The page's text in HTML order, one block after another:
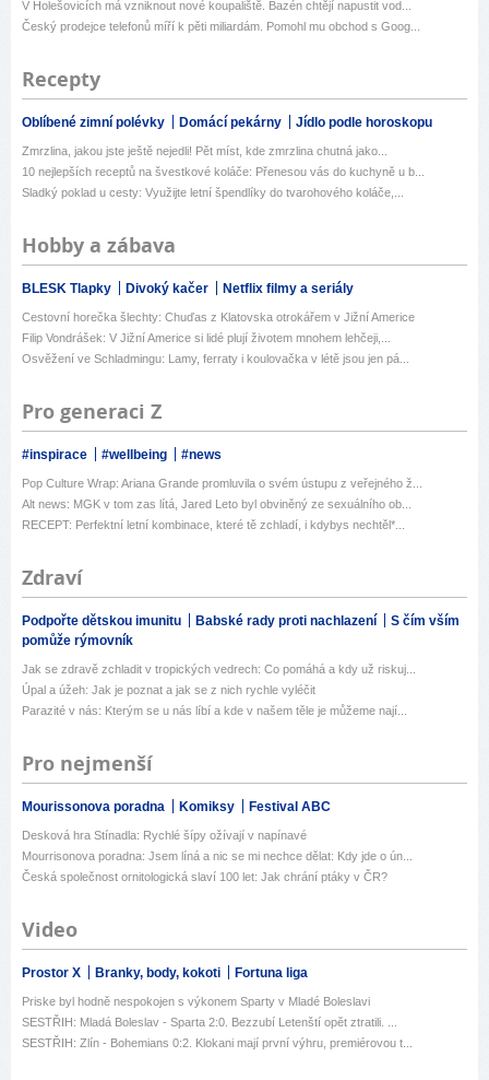
V Holešovicích má vzniknout nové koupaliště. Bazén chtějí napustit vod...
Český prodejce telefonů míří k pěti miliardám. Pomohl mu obchod s Goog...
Recepty
Oblíbené zimní polévky Domácí pekárny Jídlo podle horoskopu
Zmrzlina, jakou jste ještě nejedli! Pět míst, kde zmrzlina chutná jako...
10 nejlepších receptů na švestkové koláče: Přenesou vás do kuchyně u b...
Sladký poklad u cesty: Využijte letní špendlíky do tvarohového koláče,...
Hobby a zábava
BLESK Tlapky Divoký kačer Netflix filmy a seriály
Cestovní horečka šlechty: Chuďas z Klatovska otrokářem v Jižní Americe
Filip Vondrášek: V Jižní Americe si lidé plují životem mnohem lehčeji,...
Osvěžení ve Schladmingu: Lamy, ferraty i koulovačka v létě jsou jen pá...
Pro generaci Z
#inspirace #wellbeing #news
Pop Culture Wrap: Ariana Grande promluvila o svém ústupu z veřejného ž...
Alt news: MGK v tom zas lítá, Jared Leto byl obviněný ze sexuálního ob...
RECEPT: Perfektní letní kombinace, které tě zchladí, i kdybys nechtěl*...
Zdraví
Podpořte dětskou imunitu Babské rady proti nachlazení
S čím vším
pomůže rýmovník
Jak se zdravě zchladit v tropických vedrech: Co pomáhá a kdy už riskuj...
Úpal a úžeh: Jak je poznat a jak se z nich rychle vyléčit
Parazité v nás: Kterým se u nás líbí a kde v našem těle je můžeme nají...
Pro nejmenší
Mourissonova poradna Komiksy Festival ABC
Desková hra Stínadla: Rychlé šípy ožívají v napínavé
Mourrisonova poradna: Jsem líná a nic se mi nechce dělat: Kdy jde o ún...
Česká společnost ornitologická slaví 100 let: Jak chrání ptáky v ČR?
Video
Prostor X Branky, body, kokoti Fortuna liga
Priske byl hodně nespokojen s výkonem Sparty v Mladé Boleslavi
SESTŘIH: Mladá Boleslav - Sparta 2:0. Bezzubí Letenští opět ztratili. ...
SESTŘIH: Zlín - Bohemians 0:2. Klokani mají první výhru, premiérovou t...